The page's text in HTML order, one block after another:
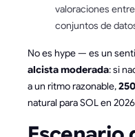
valoraciones entre
conjuntos de
No es hype — es un
alcista moderada: si
a un ritmo razonable,
natural para SOL en